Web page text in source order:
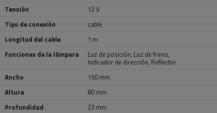
Tensión
12 V
Tipo de conexión
cable
Longitud del cable
1 m
Funciones de la lámpara
Luz de posición, Luz de freno,
Indicador de dirección, Reflector
Ancho
150 mm
Altura
80 mm
Profundidad
23 mm